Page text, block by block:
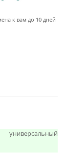
к вам до 10 дней
универсальный